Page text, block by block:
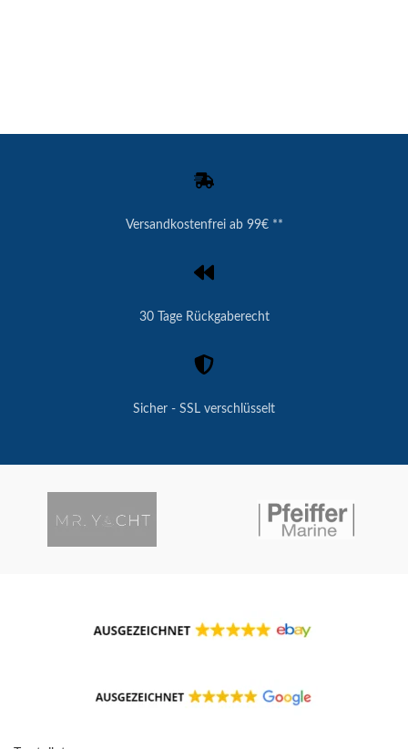
Versandkostenfrei ab 99€ **
30 Tage Rückgaberecht
Sicher - SSL verschlüsselt